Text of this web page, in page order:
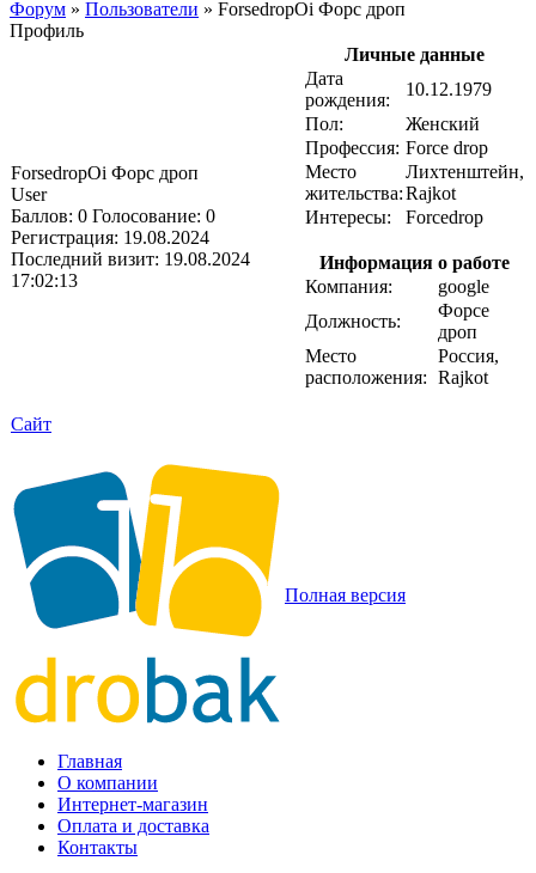
Форум » Пользователи » ForsedropOi Форс дроп
Профиль
ForsedropOi Форс дроп
User
Баллов: 0 Голосование: 0
Регистрация: 19.08.2024
Последний визит: 19.08.2024
17:02:13
Личные данные
Дата
рождения:
10.12.1979
Пол:
Женский
Профессия: Force drop
Место
жительства:
Лихтенштейн,
Rajkot
Интересы:
Forcedrop
Информация о работе
Компания:
google
Должность:
Форсе
дроп
Место
расположения:
Россия,
Rajkot
Сайт
Полная версия
Главная
О компании
Интернет-магазин
Оплата и доставка
Контакты